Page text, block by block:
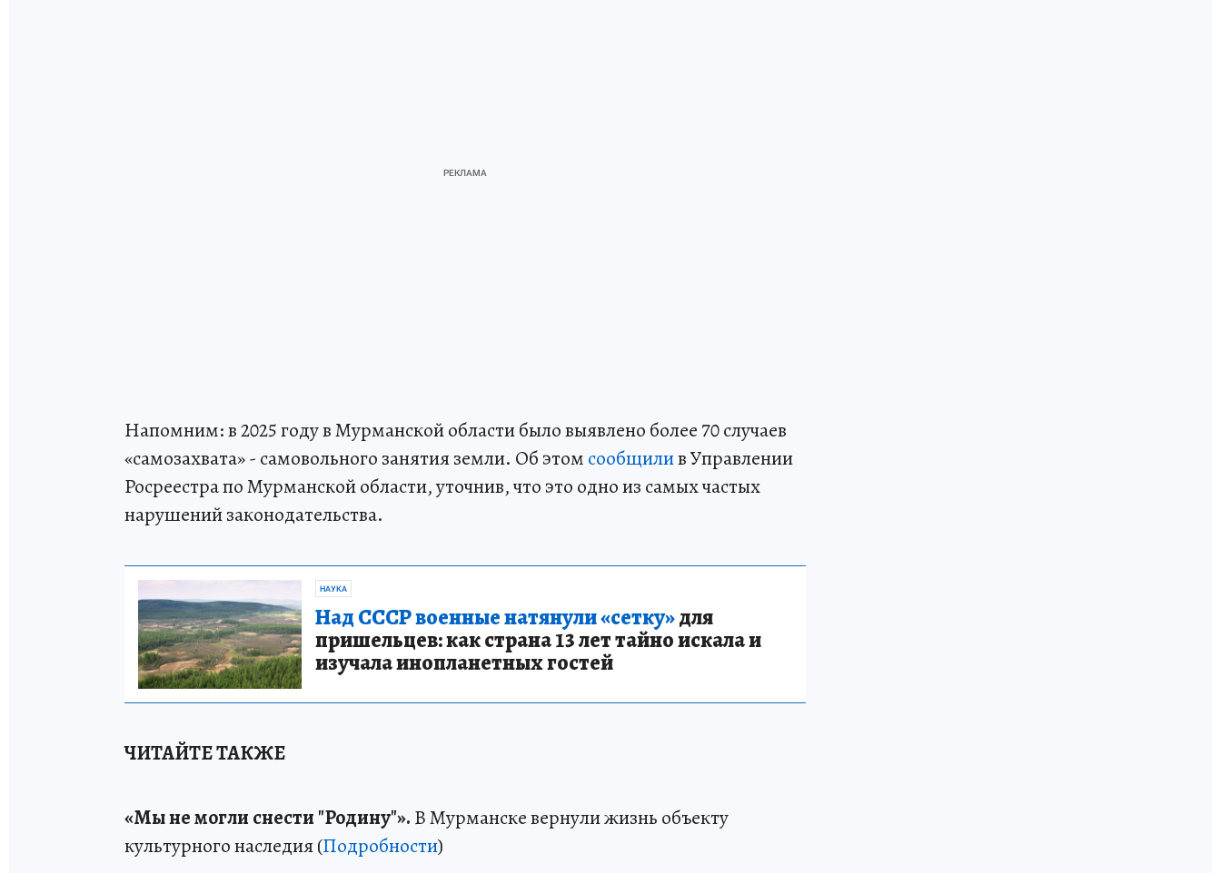
Напомним: в 2025 году в Мурманской области было выявлено более 70 случаев
«самозахвата» - самовольного занятия земли. Об этом сообщилив Управлении
Росреестра по Мурманской области, уточнив, что это одно из самых частых
нарушений законодательства.
НАУКА
Над СССР военные натянули «сетку»для
пришельцев: как страна 13 лет тайно искала и
изучала инопланетных гостей
ЧИТАЙТЕ ТАКЖЕ
«Мы не могли снести "Родину"». В Мурманске вернули жизнь объекту
культурного наследия (Подробности)